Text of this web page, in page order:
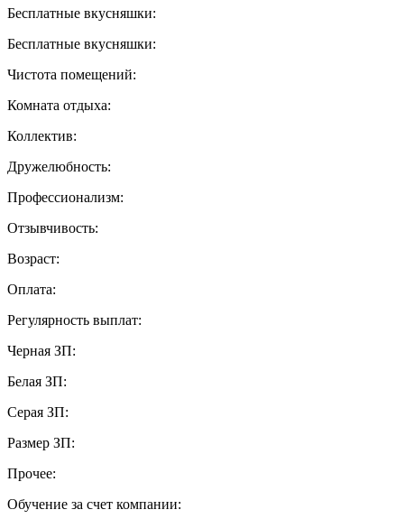
Бесплатные вкусняшки:
Бесплатные вкусняшки:
Чистота помещений:
Комната отдыха:
Коллектив:
Дружелюбность:
Профессионализм:
Отзывчивость:
Возраст:
Оплата:
Регулярность выплат:
Черная ЗП:
Белая ЗП:
Серая ЗП:
Размер ЗП:
Прочее:
Обучение за счет компании: